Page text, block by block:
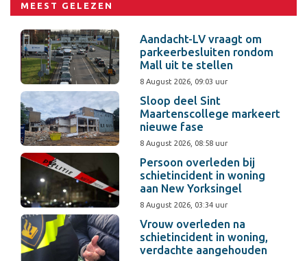
MEEST GELEZEN
Aandacht-LV vraagt om
parkeerbesluiten rondom
Mall uit te stellen
8 August 2026, 09:03 uur
Sloop deel Sint
Maartenscollege markeert
nieuwe fase
8 August 2026, 08:58 uur
Persoon overleden bij
schietincident in woning
aan New Yorksingel
8 August 2026, 03:34 uur
Vrouw overleden na
schietincident in woning,
verdachte aangehouden